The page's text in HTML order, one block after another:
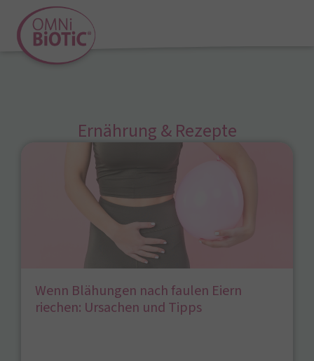
Ernährung & Rezepte
Wenn Blähungen nach faulen Eiern
riechen: Ursachen und Tipps